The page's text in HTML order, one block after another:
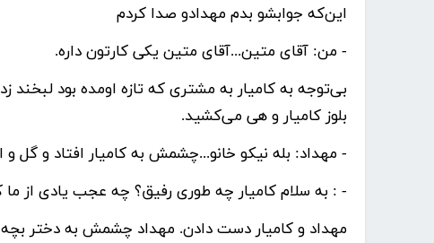
این‌که جوابشو بدم مهدادو صدا کردم
- من: آقای متین...آقای متین یکی کارتون داره.
بی‌توجه به کامیار به مشتری که تازه اومده بود
بلوز کامیار و هی می‌کشید.
- مهداد: بله نیکو خانو...چشمش به کامیار افتاد و
- : به سلام کامیار چه طوری رفیق؟ چه عجب یادی از ما
مهداد و کامیار دست دادن. مهداد چشمش به دختر